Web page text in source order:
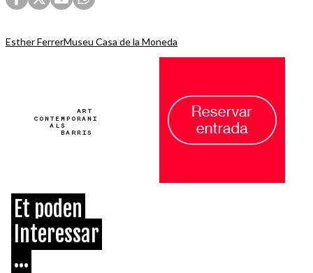
Esther FerrerMuseu Casa de la Moneda
Et poden
Interessar
...